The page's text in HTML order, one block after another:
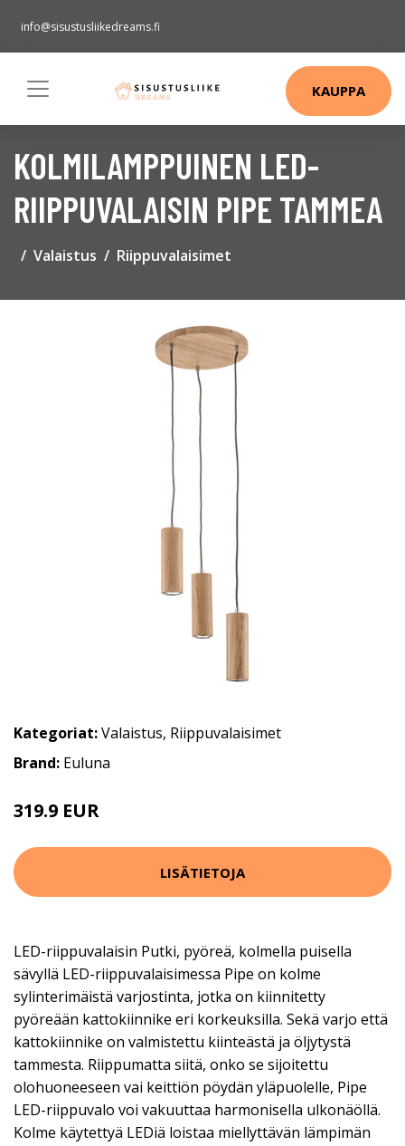
info@sisustusliikedreams.fi
KAUPPA
KOLMILAMPPUINEN LED-
RIIPPUVALAISIN PIPE TAMMEA
Valaistus Riippuvalaisimet
Kategoriat:Valaistus, Riippuvalaisimet
Brand: Euluna
319.9 EUR
LISÄTIETOJA
LED-riippuvalaisin Putki, pyöreä, kolmella puisella
sävyllä LED-riippuvalaisimessa Pipe on kolme
sylinterimäistä varjostinta, jotka on kiinnitetty
pyöreään kattokiinnike eri korkeuksilla. Sekä varjo että
kattokiinnike on valmistettu kiinteästä ja öljytystä
tammesta. Riippumatta siitä, onko se sijoitettu
olohuoneeseen vai keittiön pöydän yläpuolelle, Pipe
LED-riippuvalo voi vakuuttaa harmonisella ulkonäöllä.
Kolme käytettyä LEDiä loistaa miellyttävän lämpimän